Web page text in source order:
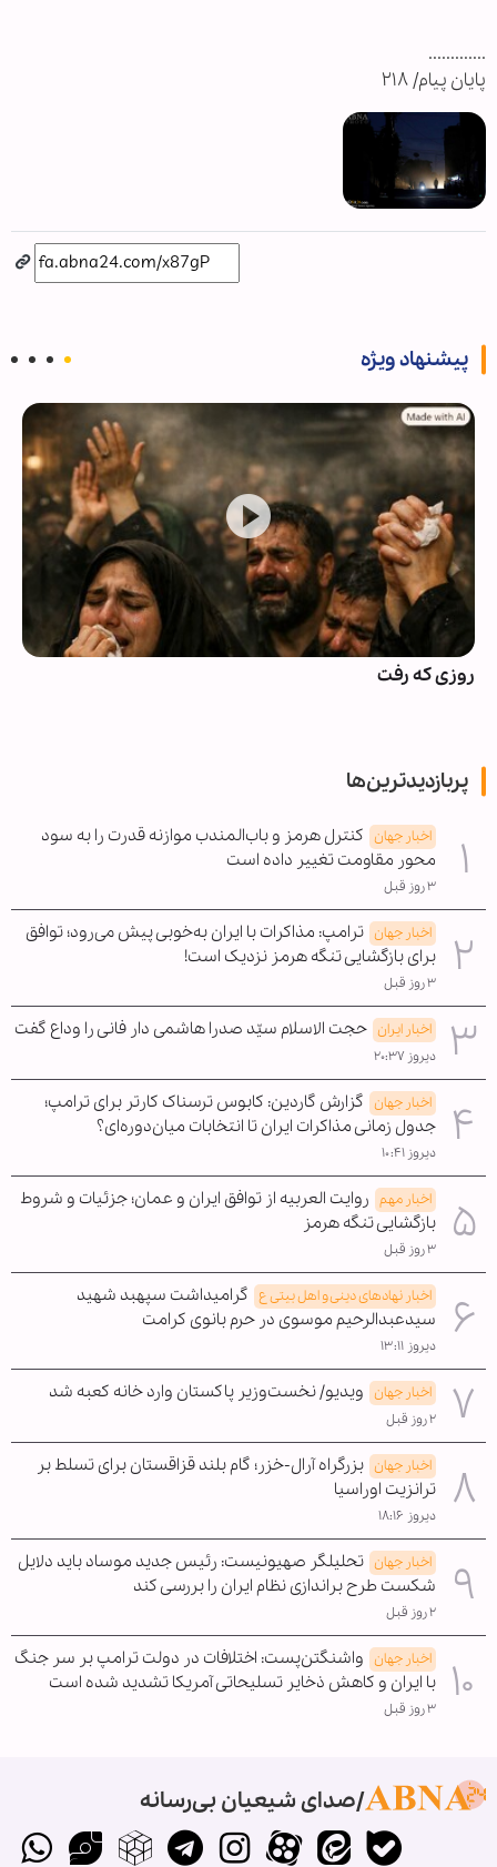
.............
پایان پیام/ ۲۱۸
پیشنهاد ویژه
روزی که رفت
پربازدیدترین‌ها
اخبار جهان کنترل هرمز و باب‌المندب موازنه قدرت را به سود
محور مقاومت تغییر داده است
۳ روز قبل
اخبار جهان ترامپ: مذاکرات با ایران به‌خوبی پیش می‌رود؛ توافق
برای بازگشایی تنگه هرمز نزدیک است!
۳ روز قبل
اخبار ایران حجت الاسلام سیّد صدرا هاشمی دار فانی را وداع گفت
دیروز ۲۰:۳۷
اخبار جهان گزارش گاردین: کابوس ترسناک کارتر برای ترامپ؛
جدول زمانی مذاکرات ایران تا انتخابات میان‌دوره‌ای؟
دیروز ۱۰:۴۱
اخبار مهم روایت العربیه از توافق ایران و عمان؛ جزئیات و شروط
بازگشایی تنگه هرمز
۳ روز قبل
اخبار نهادهای دینی و اهل بیتی ع گرامیداشت سپهبد شهید
سیدعبدالرحیم موسوی در حرم بانوی کرامت
دیروز ۱۳:۱۱
اخبار جهان ویدیو/ نخست‌وزیر پاکستان وارد خانه کعبه شد
۲ روز قبل
اخبار جهان بزرگراه آرال-خزر؛ گام بلند قزاقستان برای تسلط بر
ترانزیت اوراسیا
دیروز ۱۸:۱۶
اخبار جهان تحلیلگر صهیونیست: رئیس جدید موساد باید دلایل
شکست طرح براندازی نظام ایران را بررسی کند
۲ روز قبل
اخبار جهان واشنگتن‌پست: اختلافات در دولت ترامپ بر سر جنگ
با ایران و کاهش ذخایر تسلیحاتی آمریکا تشدید شده است
۳ روز قبل
صدای شیعیان بی‌رسانه